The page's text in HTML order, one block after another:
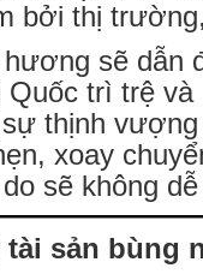
bởi thị
sẽ dẫn
trì trệ
thịnh
xoay
sẽ không
sản bùng